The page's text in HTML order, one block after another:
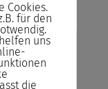
Cookies.
für den
uns
die